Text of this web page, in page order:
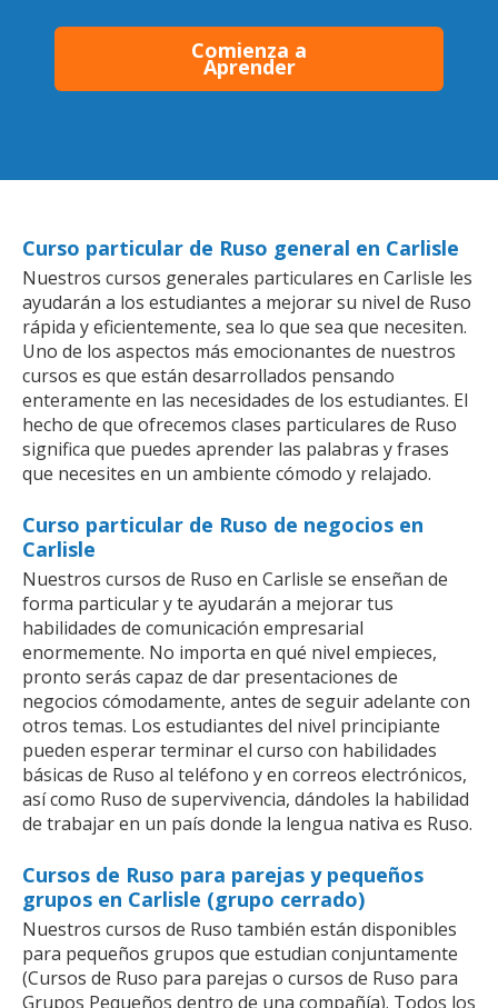
Comienza a
Aprender
Curso particular de Ruso general en Carlisle
Nuestros cursos generales particulares en Carlisle les
ayudarán a los estudiantes a mejorar su nivel de Ruso
rápida y eficientemente, sea lo que sea que necesiten.
Uno de los aspectos más emocionantes de nuestros
cursos es que están desarrollados pensando
enteramente en las necesidades de los estudiantes. El
hecho de que ofrecemos clases particulares de Ruso
significa que puedes aprender las palabras y frases
que necesites en un ambiente cómodo y relajado.
Curso particular de Ruso de negocios en
Carlisle
Nuestros cursos de Ruso en Carlisle se enseñan de
forma particular y te ayudarán a mejorar tus
habilidades de comunicación empresarial
enormemente. No importa en qué nivel empieces,
pronto serás capaz de dar presentaciones de
negocios cómodamente, antes de seguir adelante con
otros temas. Los estudiantes del nivel principiante
pueden esperar terminar el curso con habilidades
básicas de Ruso al teléfono y en correos electrónicos,
así como Ruso de supervivencia, dándoles la habilidad
de trabajar en un país donde la lengua nativa es Ruso.
Cursos de Ruso para parejas y pequeños
grupos en Carlisle (grupo cerrado)
Nuestros cursos de Ruso también están disponibles
para pequeños grupos que estudian conjuntamente
(Cursos de Ruso para parejas o cursos de Ruso para
Grupos Pequeños dentro de una compañía). Todos los